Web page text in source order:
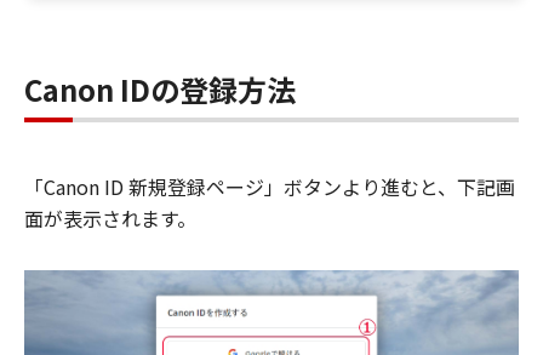
Canon IDの登録方法
「Canon ID 新規登録ページ」ボタンより進むと、下記画
面が表示されます。